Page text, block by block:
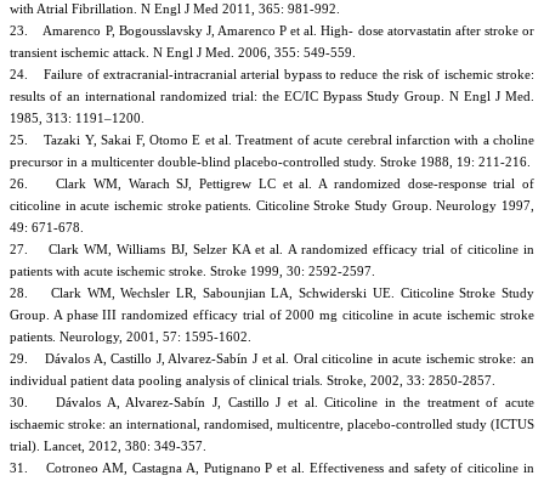
with Atrial Fibrillation. N Engl J Med 2011, 365: 981-992.
23. Amarenco P, Bogousslavsky J, Amarenco P et al. High- dose atorvastatin after stroke or
transient ischemic attack. N Engl J Med. 2006, 355: 549-559.
24. Failure of extracranial-intracranial arterial bypass to reduce the risk of ischemic stroke:
results of an international randomized trial: the EC/IC Bypass Study Group. N Engl J Med.
1985, 313: 1191–1200.
25. Tazaki Y, Sakai F, Otomo E et al. Treatment of acute cerebral infarction with a choline
precursor in a multicenter double-blind placebo-controlled study. Stroke 1988, 19: 211-216.
26. Clark WM, Warach SJ, Pettigrew LC et al. A randomized dose-response trial of
citicoline in acute ischemic stroke patients. Citicoline Stroke Study Group. Neurology 1997,
49: 671-678.
27. Clark WM, Williams BJ, Selzer KA et al. A randomized efficacy trial of citicoline in
patients with acute ischemic stroke. Stroke 1999, 30: 2592-2597.
28. Clark WM, Wechsler LR, Sabounjian LA, Schwiderski UE. Citicoline Stroke Study
Group. A phase III randomized efficacy trial of 2000 mg citicoline in acute ischemic stroke
patients. Neurology, 2001, 57: 1595-1602.
29. Dávalos A, Castillo J, Alvarez-Sabín J et al. Oral citicoline in acute ischemic stroke: an
individual patient data pooling analysis of clinical trials. Stroke, 2002, 33: 2850-2857.
30. Dávalos A, Alvarez-Sabín J, Castillo J et al. Citicoline in the treatment of acute
ischaemic stroke: an international, randomised, multicentre, placebo-controlled study (ICTUS
trial). Lancet, 2012, 380: 349-357.
31. Cotroneo AM, Castagna A, Putignano P et al. Effectiveness and safety of citicoline in